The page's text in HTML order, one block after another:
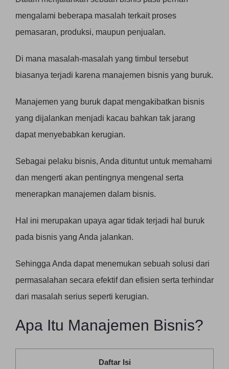
mengalami beberapa masalah terkait proses
pemasaran, produksi, maupun penjualan.
Di mana masalah-masalah yang timbul tersebut
biasanya terjadi karena manajemen bisnis yang buruk.
Manajemen yang buruk dapat mengakibatkan bisnis
yang dijalankan menjadi kacau bahkan tak jarang
dapat menyebabkan kerugian.
Sebagai pelaku bisnis, Anda dituntut untuk memahami
dan mengerti akan pentingnya mengenal serta
menerapkan manajemen dalam bisnis.
Hal ini merupakan upaya agar tidak terjadi hal buruk
pada bisnis yang Anda jalankan.
Sehingga Anda dapat menemukan sebuah solusi dari
permasalahan secara efektif dan efisien serta terhindar
dari masalah serius seperti kerugian.
Apa Itu Manajemen Bisnis?
Daftar Isi